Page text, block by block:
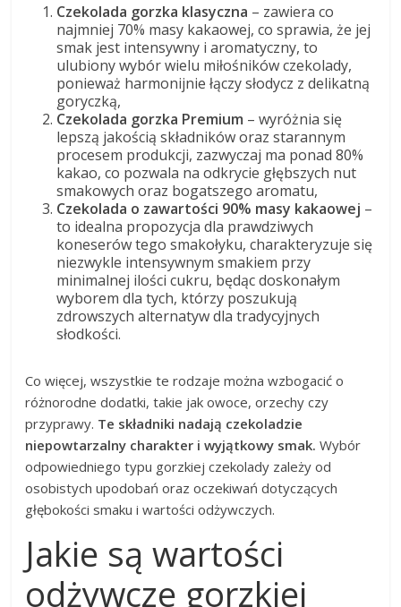
Czekolada gorzka klasyczna – zawiera co
najmniej 70% masy kakaowej, co sprawia, że jej
smak jest intensywny i aromatyczny, to
ulubiony wybór wielu miłośników czekolady,
ponieważ harmonijnie łączy słodycz z delikatną
goryczką,
Czekolada gorzka Premium – wyróżnia się
lepszą jakością składników oraz starannym
procesem produkcji, zazwyczaj ma ponad 80%
kakao, co pozwala na odkrycie głębszych nut
smakowych oraz bogatszego aromatu,
Czekolada o zawartości 90% masy kakaowej –
to idealna propozycja dla prawdziwych
koneserów tego smakołyku, charakteryzuje się
niezwykle intensywnym smakiem przy
minimalnej ilości cukru, będąc doskonałym
wyborem dla tych, którzy poszukują
zdrowszych alternatyw dla tradycyjnych
słodkości.
Co więcej, wszystkie te rodzaje można wzbogacić o
różnorodne dodatki, takie jak owoce, orzechy czy
przyprawy. Te składniki nadają czekoladzie
niepowtarzalny charakter i wyjątkowy smak. Wybór
odpowiedniego typu gorzkiej czekolady zależy od
osobistych upodobań oraz oczekiwań dotyczących
głębokości smaku i wartości odżywczych.
Jakie są wartości
odżywcze gorzkiej